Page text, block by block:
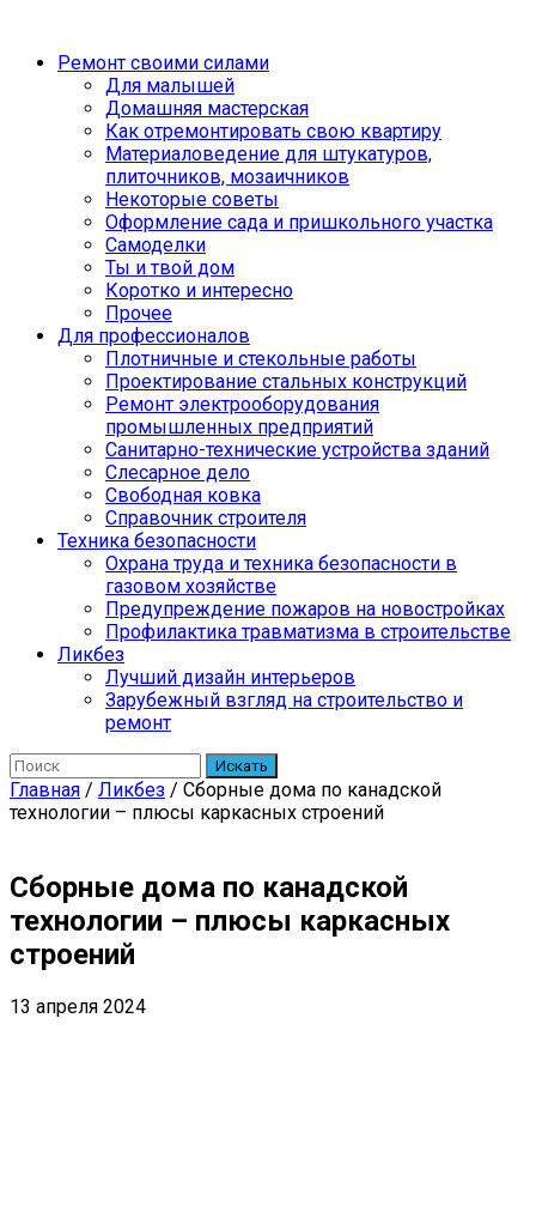
Ремонт своими силами
Для малышей
Домашняя мастерская
Как отремонтировать свою квартиру
Материаловедение для штукатуров,
плиточников, мозаичников
Некоторые советы
Оформление сада и пришкольного участка
Самоделки
Ты и твой дом
Коротко и интересно
Прочее
Для профессионалов
Плотничные и стекольные работы
Проектирование стальных конструкций
Ремонт электрооборудования
промышленных предприятий
Санитарно-технические устройства зданий
Слесарное дело
Свободная ковка
Справочник строителя
Техника безопасности
Охрана труда и техника безопасности в
газовом хозяйстве
Предупреждение пожаров на новостройках
Профилактика травматизма в строительстве
Ликбез
Лучший дизайн интерьеров
Зарубежный взгляд на строительство и
ремонт
Искать
Главная / Ликбез / Сборные дома по канадской
технологии – плюсы каркасных строений
Сборные дома по канадской
технологии – плюсы каркасных
строений
13 апреля 2024